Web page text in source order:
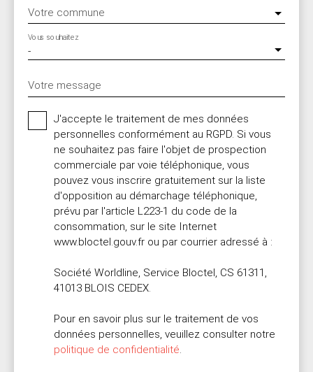
Votre commune
-
Vous souhaitez
Votre message
J'accepte le traitement de mes données
personnelles conformément au RGPD. Si vous
ne souhaitez pas faire l'objet de prospection
commerciale par voie téléphonique, vous
pouvez vous inscrire gratuitement sur la liste
d'opposition au démarchage téléphonique,
prévu par l'article L223-1 du code de la
consommation, sur le site Internet
www.bloctel.gouv.fr ou par courrier adressé à :
Société Worldline, Service Bloctel, CS 61311,
41013 BLOIS CEDEX.
Pour en savoir plus sur le traitement de vos
données personnelles, veuillez consulter notre
politique de confidentialité.